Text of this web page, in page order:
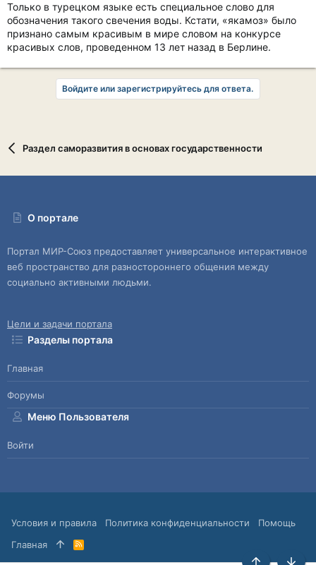
Только в турецком языке есть специальное слово для
обозначения такого свечения воды. Кстати, «якамоз» было
признано самым красивым в мире словом на конкурсе
красивых слов, проведенном 13 лет назад в Берлине.
Войдите или зарегистрируйтесь для ответа.
Раздел саморазвития в основах государственности
О портале
Портал МИР-Союз предоставляет универсальное интерактивное
веб пространство для разностороннего общения между
социально активными людьми.
Цели и задачи портала
Разделы портала
Главная
Форумы
Меню Пользователя
Войти
Условия и правила Политика конфиденциальности
Помощь
Главная
R
S